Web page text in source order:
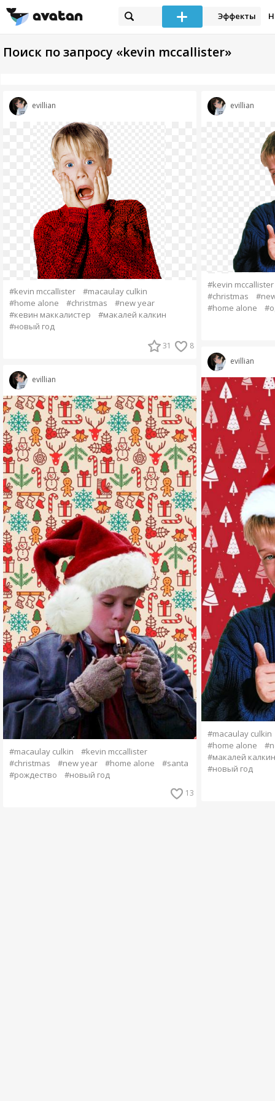
Эффекты
Поиск по запросу «kevin mccallister»
evillian
#kevin mccallister
#macaulay culkin
#home alone
#christmas
#new year
#кевин маккалистер
#макалей калкин
#новый год
31 8
evillian
#macaulay culkin
#kevin mccallister
#christmas
#new year #home alone
#santa
#рождество
#новый год
13
evillian
#kevin mccallister
#christmas
#home alone
evillian
#macaulay culkin
#home alone
#макалей калкин
#новый год